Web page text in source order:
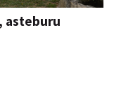
asteburu